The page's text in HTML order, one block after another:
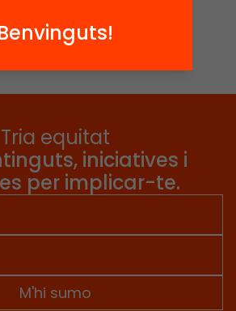
Tria equitat
iniciatives i
per implicar-te.